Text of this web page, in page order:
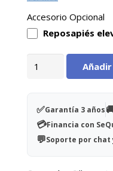
reclinación
Reposapiés
Accesorio Opcional
Reposapiés
reclinable
cantidad
✅Garantía 3 años
💳Financia con
💬Soporte por